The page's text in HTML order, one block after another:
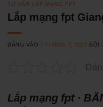
TƯ VẤN LẮP MẠNG FPT
Lắp mạng fpt
ĐĂNG VÀO 7 THÁNG 7, 2023 BỞI
Lắp mạng fpt ·